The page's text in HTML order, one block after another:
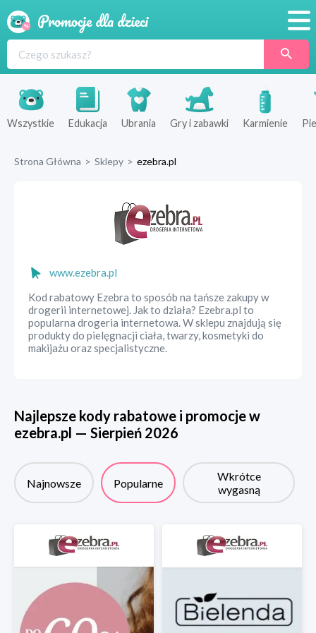
Produkty
Sklepy
Wszystkie Edukacja Ubrania Gry i zabawki Karmienie
Strona Główna > Sklepy > ezebra.pl
www.ezebra.pl
Kod rabatowy Ezebra to sposób na tańsze zakupy w
drogerii internetowej. Jak to działa? Ezebra.pl to
popularna drogeria internetowa. W sklepu znajdują się
produkty do pielęgnacji ciała, twarzy, kosmetyki do
makijażu oraz specjalistyczne.
Najlepsze kody rabatowe i promocje w
ezebra.pl — Sierpień 2026
Najnowsze Popularne
Wkrótce
wygasną